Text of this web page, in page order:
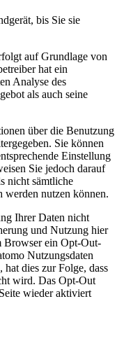
bis Sie sie
auf Grundlage von
hat ein
Analyse des
als auch seine
über die Benutzung
Sie können
Einstellung
Sie jedoch darauf
nicht sämtliche
werden nutzen können.
Ihrer Daten nicht
und Nutzung hier
Browser ein Opt-Out-
Nutzungsdaten
hat dies zur Folge, dass
wird. Das Opt-Out
wieder aktiviert